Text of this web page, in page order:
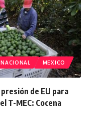
MEXICO
de EU para
T-MEC: Cocena